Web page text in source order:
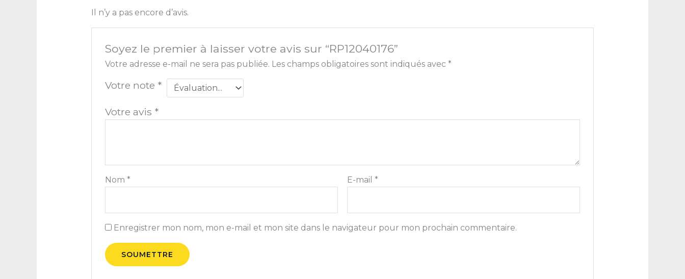
Il n’y a pas encore d’avis.
Soyez le premier à laisser votre avis sur “RP12040176”
Votre adresse e-mail ne sera pas publiée. Les champs obligatoires sont indiqués avec*
Votre note *
Votre avis *
Nom* E-mail*
Enregistrer mon nom, mon e-mail et mon site dans le navigateur pour mon prochain commentaire.